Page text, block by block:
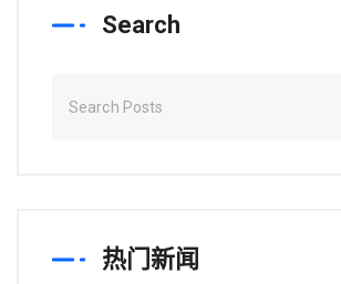
Search
热门新闻